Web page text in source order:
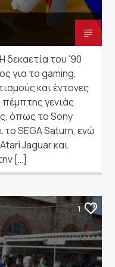
του ’90
για το gaming,
και έντονες
γενιάς
όπως το Sony
SEGA Saturn, ενώ
Jaguar και
[…]
1